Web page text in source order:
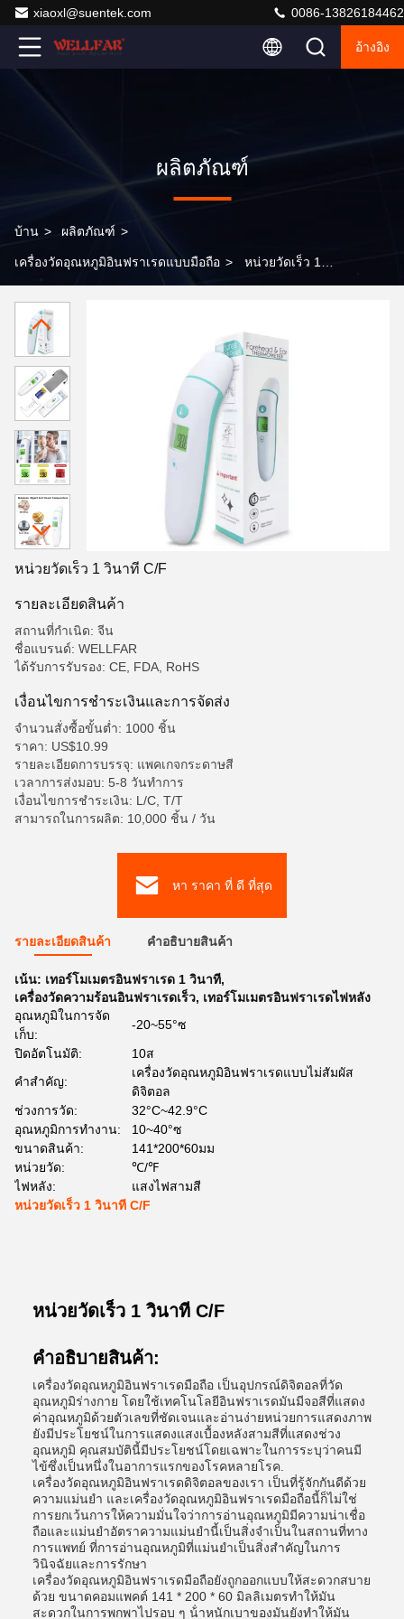
xiaoxl@suentek.com 0086-13826184462
อ้างอิง
ผลิตภัณฑ์
บ้าน > ผลิตภัณฑ์ >
เครื่องวัดอุณหภูมิอินฟราเรดแบบมือถือ > หน่วยวัดเร็ว 1
หน่วยวัดเร็ว 1 วินาที C/F
รายละเอียดสินค้า
สถานที่กำเนิด: จีน
ชื่อแบรนด์: WELLFAR
ได้รับการรับรอง: CE, FDA, RoHS
เงื่อนไขการชําระเงินและการจัดส่ง
จำนวนสั่งซื้อขั้นต่ำ: 1000 ชิ้น
ราคา: US$10.99
รายละเอียดการบรรจุ: แพคเกจกระดาษสี
เวลาการส่งมอบ: 5-8 วันทําการ
เงื่อนไขการชำระเงิน: L/C, T/T
สามารถในการผลิต: 10,000 ชิ้น / วัน
หา ราคา ที่ ดี ที่สุด
รายละเอียดสินค้า คําอธิบายสินค้า
เน้น: เทอร์โมเมตรอินฟราเรด 1 วินาที,
เครื่องวัดความร้อนอินฟราเรดเร็ว, เทอร์โมเมตรอินฟราเรดไฟหลัง
อุณหภูมิในการจัด
เก็บ:
-20~55°ซ
ปิดอัตโนมัติ:
10ส
คําสําคัญ:
เครื่องวัดอุณหภูมิอินฟราเรดแบบไม่สัมผัส
ดิจิตอล
ช่วงการวัด:
32°C~42.9°C
อุณหภูมิการทํางาน:
10~40°ซ
ขนาดสินค้า:
141*200*60มม
หน่วยวัด:
℃/℉
ไฟหลัง:
แสงไฟสามสี
หน่วยวัดเร็ว 1 วินาที C/F
หน่วยวัดเร็ว 1 วินาที C/F
คําอธิบายสินค้า:
เครื่องวัดอุณหภูมิอินฟราเรดมือถือ เป็นอุปกรณ์ดิจิตอลที่วัด
อุณหภูมิร่างกาย โดยใช้เทคโนโลยีอินฟราเรดมันมีจอสีที่แสดง
ค่าอุณหภูมิด้วยตัวเลขที่ชัดเจนและอ่านง่ายหน่วยการแสดงภาพ
ยังมีประโยชน์ในการแสดงแสงเบื้องหลังสามสีที่แสดงช่วง
อุณหภูมิ คุณสมบัตินี้มีประโยชน์โดยเฉพาะในการระบุว่าคนมี
ไข้ซึ่งเป็นหนึ่งในอาการแรกของโรคหลายโรค.
เครื่องวัดอุณหภูมิอินฟราเรดดิจิตอลของเรา เป็นที่รู้จักกันดีด้วย
ความแม่นยํา และเครื่องวัดอุณหภูมิอินฟราเรดมือถือนี้ก็ไม่ใช่
การยกเว้นการให้ความมั่นใจว่าการอ่านอุณหภูมิมีความน่าเชื่อ
ถือและแม่นยําอัตราความแม่นยํานี้เป็นสิ่งจําเป็นในสถานที่ทาง
การแพทย์ ที่การอ่านอุณหภูมิที่แม่นยําเป็นสิ่งสําคัญในการ
วินิจฉัยและการรักษา
เครื่องวัดอุณหภูมิอินฟราเรดมือถือยังถูกออกแบบให้สะดวกสบาย
ด้วย ขนาดคอมแพคต์ 141 * 200 * 60 มิลลิเมตรทําให้มัน
สะดวกในการพกพาไปรอบ ๆ น้ําหนักเบาของมันยังทําให้มัน